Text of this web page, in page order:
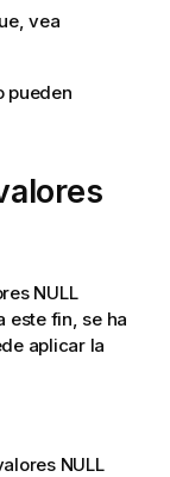
, vea
pueden
NULL
este fin, se ha
aplicar la
NULL